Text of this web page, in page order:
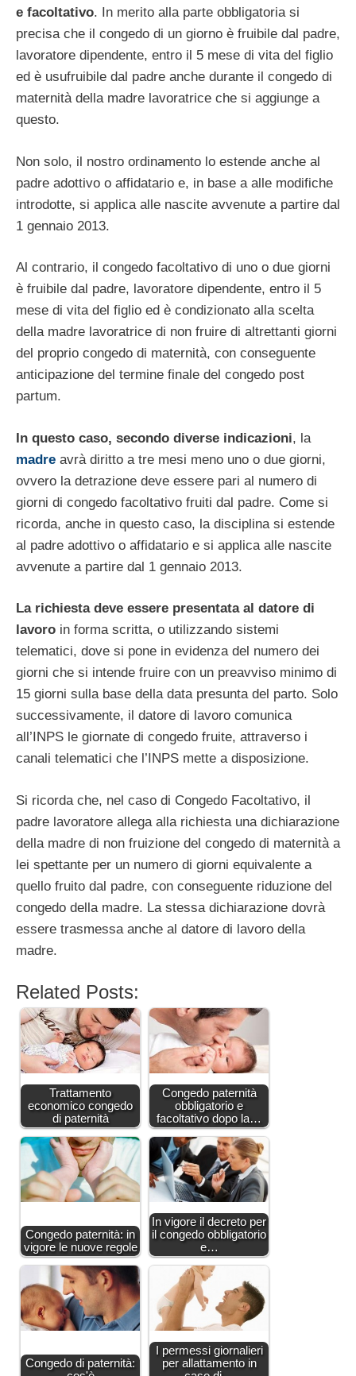
e facoltativo. In merito alla parte obbligatoria si
precisa che il congedo di un giorno è fruibile dal padre,
lavoratore dipendente, entro il 5 mese di vita del figlio
ed è usufruibile dal padre anche durante il congedo di
maternità della madre lavoratrice che si aggiunge a
questo.
Non solo, il nostro ordinamento lo estende anche al
padre adottivo o affidatario e, in base a alle modifiche
introdotte, si applica alle nascite avvenute a partire dal
1 gennaio 2013.
Al contrario, il congedo facoltativo di uno o due giorni
è fruibile dal padre, lavoratore dipendente, entro il 5
mese di vita del figlio ed è condizionato alla scelta
della madre lavoratrice di non fruire di altrettanti giorni
del proprio congedo di maternità, con conseguente
anticipazione del termine finale del congedo post
partum.
In questo caso, secondo diverse indicazioni, la
madre avrà diritto a tre mesi meno uno o due giorni,
ovvero la detrazione deve essere pari al numero di
giorni di congedo facoltativo fruiti dal padre. Come si
ricorda, anche in questo caso, la disciplina si estende
al padre adottivo o affidatario e si applica alle nascite
avvenute a partire dal 1 gennaio 2013.
La richiesta deve essere presentata al datore di
lavoro in forma scritta, o utilizzando sistemi
telematici, dove si pone in evidenza del numero dei
giorni che si intende fruire con un preavviso minimo di
15 giorni sulla base della data presunta del parto. Solo
successivamente, il datore di lavoro comunica
all’INPS le giornate di congedo fruite, attraverso i
canali telematici che l’INPS mette a disposizione.
Si ricorda che, nel caso di Congedo Facoltativo, il
padre lavoratore allega alla richiesta una dichiarazione
della madre di non fruizione del congedo di maternità a
lei spettante per un numero di giorni equivalente a
quello fruito dal padre, con conseguente riduzione del
congedo della madre. La stessa dichiarazione dovrà
essere trasmessa anche al datore di lavoro della
madre.
Related Posts:
Trattamento
economico congedo
di paternità
Congedo paternità
obbligatorio e
facoltativo dopo la…
Congedo paternità: in
vigore le nuove regole
In vigore il decreto per
il congedo obbligatorio
e…
Congedo di paternità:
I permessi giornalieri
per allattamento in